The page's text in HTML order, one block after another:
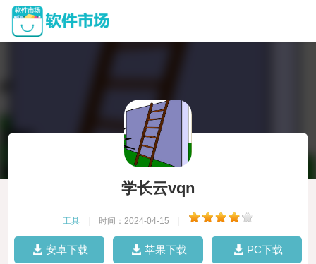
学长云vqn
工具 时间：2024-04-15
安卓下载 苹果下载 PC下载